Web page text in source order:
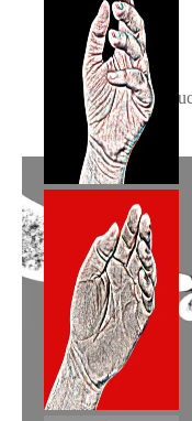
limitierte edition
limitierte edition
flamme :